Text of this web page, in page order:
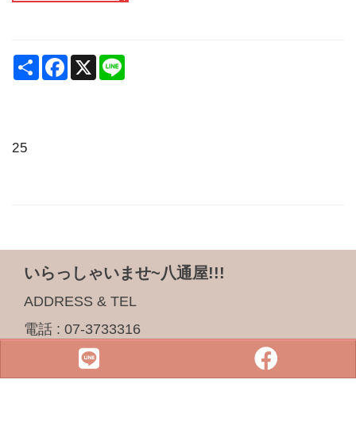
ShareFacebook
X
25
いらっしゃいませ~八通屋!!!
ADDRESS & TEL
電話 : 07-3733316
傳真 : 07-3759101
833 高雄市鳥松區松浦路一巷2-1號